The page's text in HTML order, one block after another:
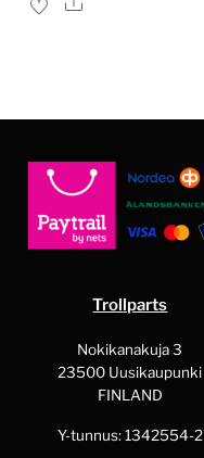
muunnelma.
tehdä
tuotteen
Trollparts
Nokikanakuja 3
23500 Uusikaupunki
FINLAND
Y-tunnus: 1342554-2